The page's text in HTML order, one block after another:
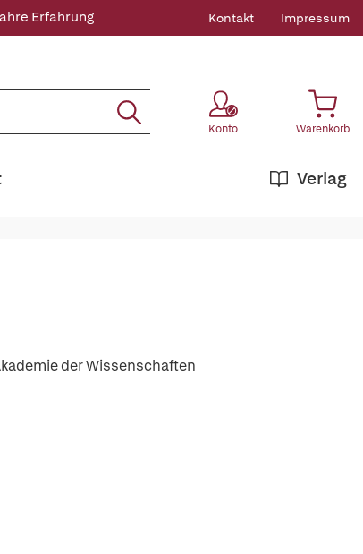
Erfahrung Kontakt Impressum
Konto Warenkorb
Verlag
der Wissenschaften